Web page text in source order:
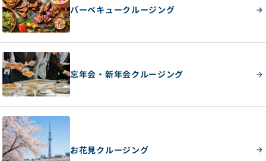
バーベキュークルージング
忘年会・新年会クルージング
お花見クルージング